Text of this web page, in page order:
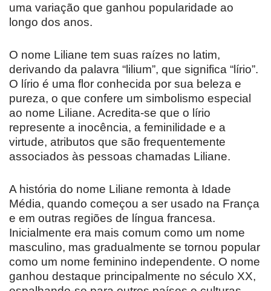
uma variação que ganhou popularidade ao
longo dos anos.
O nome Liliane tem suas raízes no latim,
derivando da palavra “lilium”, que significa “lírio”.
O lírio é uma flor conhecida por sua beleza e
pureza, o que confere um simbolismo especial
ao nome Liliane. Acredita-se que o lírio
represente a inocência, a feminilidade e a
virtude, atributos que são frequentemente
associados às pessoas chamadas Liliane.
A história do nome Liliane remonta à Idade
Média, quando começou a ser usado na França
e em outras regiões de língua francesa.
Inicialmente era mais comum como um nome
masculino, mas gradualmente se tornou popular
como um nome feminino independente. O nome
ganhou destaque principalmente no século XX,